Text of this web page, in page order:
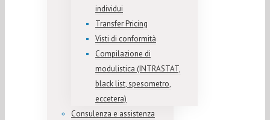
individui
Transfer Pricing
Visti di conformità
Compilazione di
modulistica (INTRASTAT,
black list, spesometro,
eccetera)
Consulenza e assistenza